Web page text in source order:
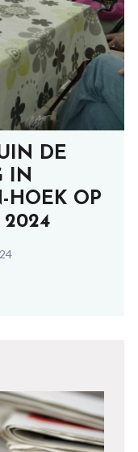
DE
IN
HOEK OP
2024